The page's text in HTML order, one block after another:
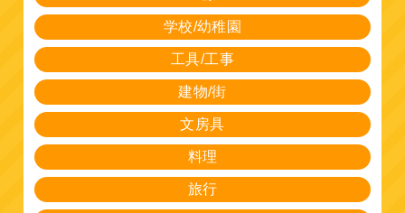
学校/幼稚園
工具/工事
建物/街
文房具
料理
旅行